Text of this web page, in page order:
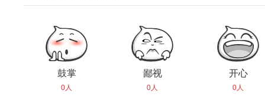
鼓掌
0人
鄙视
0人
开心
0人